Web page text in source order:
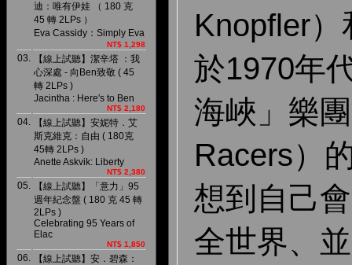
迪：唯有伊娃 （ 180 克
45 轉 2LPs ）
Eva Cassidy：Simply Eva
NT$ 1,298
03.
【線上試聽】潔辛塔 ：我
心深處 - 向Ben致敬 ( 45
轉 2LPs )
Jacintha : Here′s to Ben
NT$ 2,180
04.
【線上試聽】安妮特．艾
斯克維克：自由 ( 180克
45轉 2LPs )
Anette Askvik: Liberty
NT$ 2,380
05.
【線上試聽】「意力」95
週年紀念盤 ( 180 克 45 轉
2LPs )
Celebrating 95 Years of
Elac
NT$ 1,850
06.
【線上試聽】安．碧森：
Knopfler
於1970年
海峽」樂
Racers）
想到自己
全世界、